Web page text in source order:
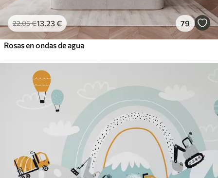
22.05€13 .23€ 79
Rosas en ondas de agua